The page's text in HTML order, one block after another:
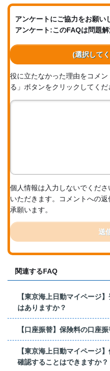
アンケートにご協力をお願い
アンケート:このFAQは問題
(選択して
役に立たなかった理由をコメ
る」ボタンをクリックしてくだ
個人情報は入力しないでくだ
いただきます。コメントへの
承願います。
送
関連するFAQ
【東京海上日動マイページ
はありますか？
【口座振替】保険料の口座
【東京海上日動マイページ
確認することはできますか？